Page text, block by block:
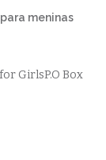
meninas
GirlsP.O Box